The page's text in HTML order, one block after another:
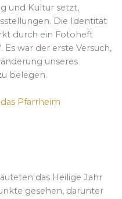
und Kultur setzt,
Die Identität
durch ein Fotoheft
war der erste Versuch,
unseres
belegen.
Pfarrheim
das Heilige Jahr
gesehen, darunter